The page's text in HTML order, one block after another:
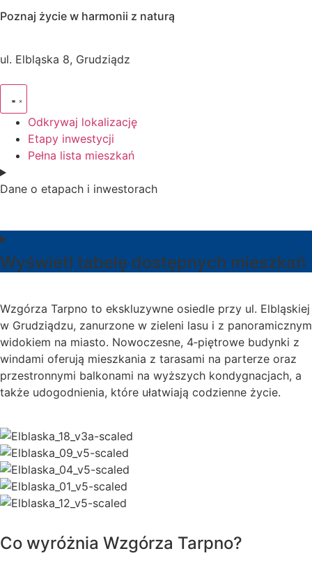
Poznaj życie w harmonii z naturą
ul. Elbląska 8, Grudziądz
Odkrywaj lokalizację
Etapy inwestycji
Pełna lista mieszkań
Dane o etapach i inwestorach
Wyświetl tabelę dostępnych mieszkań
Wzgórza Tarpno to ekskluzywne osiedle przy ul. Elbląskiej
w Grudziądzu, zanurzone w zieleni lasu i z panoramicznym
widokiem na miasto. Nowoczesne, 4‑piętrowe budynki z
windami oferują mieszkania z tarasami na parterze oraz
przestronnymi balkonami na wyższych kondygnacjach, a
także udogodnienia, które ułatwiają codzienne życie.
Co wyróżnia Wzgórza Tarpno?